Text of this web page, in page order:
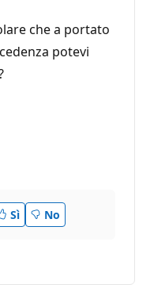
che a portato
potevi
Sì No